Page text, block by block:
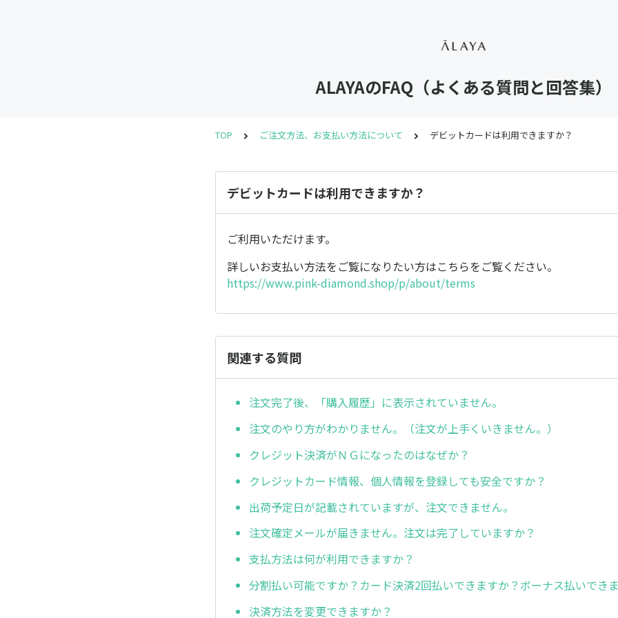
ALAYAのFAQ（よくある質問と回答集）
TOP ご注文方法、お支払い方法について デビットカードは利用できますか？
デビットカードは利用できますか？
ご利用いただけます。
詳しいお支払い方法をご覧になりたい方はこちらをご覧ください。
https://www.pink-diamond.shop/p/about/terms
関連する質問
注文完了後、「購入履歴」に表示されていません。
注文のやり方がわかりません。（注文が上手くいきません。）
クレジット決済がＮＧになったのはなぜか？
クレジットカード情報、個人情報を登録しても安全ですか？
出荷予定日が記載されていますが、注文できません。
注文確定メールが届きません。注文は完了していますか？
支払方法は何が利用できますか？
分割払い可能ですか？カード決済2回払いできますか？ボーナス払いでき
決済方法を変更できますか？